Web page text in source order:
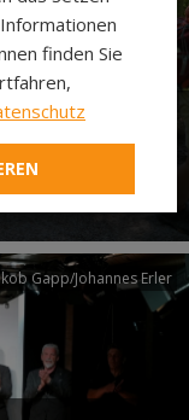
Gapp/Johannes Erler
finden Sie